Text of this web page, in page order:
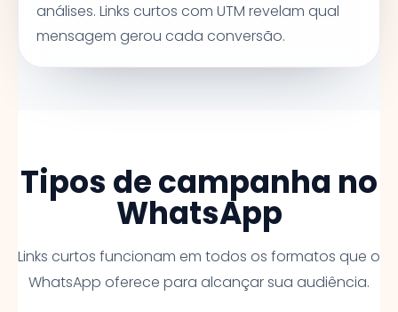
análises. Links curtos com UTM revelam qual
mensagem gerou cada conversão.
Tipos de campanha no
WhatsApp
Links curtos funcionam em todos os formatos que o
WhatsApp oferece para alcançar sua audiência.